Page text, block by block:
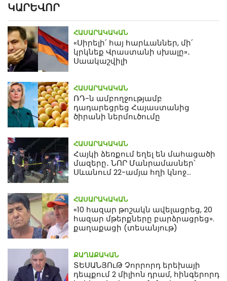
ԿԱՐԵՎՈՐ
ՀԱՍԱՐԱԿԱԿԱՆ
«Սիրելի՛ հայ հարևաններ, մի՛
կրկնեք Վրաստանի սխալը»․
Սաակաշվիլի
ՀԱՍԱՐԱԿԱԿԱՆ
ՌԴ-ն ամբողջությամբ
դադարեցրեց Հայաստանից
ծիրանի ներմուծումը
ՀԱՍԱՐԱԿԱԿԱՆ
Հայկի ձեռքում եղել են մահացածի
մազերը․ ՆՈՐ Մանրամասներ՝
Սևանում 22-ամյա հղի կնոջ
ՀԱՍԱՐԱԿԱԿԱՆ
«10 հազար թոշակն ավելացրեց, 20
հազար մթերքները բարձրացրեց».
քաղաքացի (տեսանյութ)
ՔԱՂԱՔԱԿԱՆ
ՏԵՍԱՆՅՈւԹ Չորրորդ երեխայի
դեպքում 2 միլիոն դրամ, հինգերորդ